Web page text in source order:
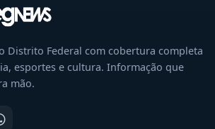
Distrito Federal com cobertura completa
esportes e cultura. Informação que
mão.